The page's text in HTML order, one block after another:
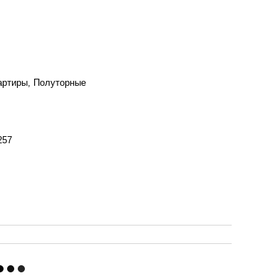
Полуторные